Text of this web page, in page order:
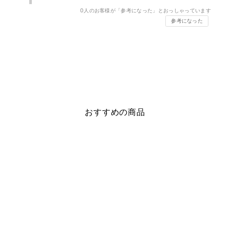
●目に入ったときは、すぐにきれいな水で洗い流す。
●お子様が使用する場合は、必ず保護者の目の届くところで使用させ
0 人のお客様が「参考になった」とおっしゃっています
参考になった
おすすめの商品